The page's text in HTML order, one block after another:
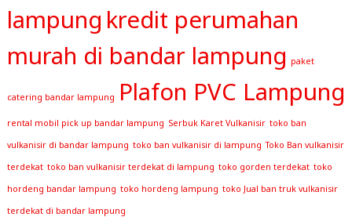
lampung kredit perumahan
murah di bandar lampung paket
catering bandar lampung Plafon PVC Lampung
rental mobil pick up bandar lampung Serbuk Karet Vulkanisir toko ban
vulkanisir di bandar lampung toko ban vulkanisir di lampung Toko Ban vulkanisir
terdekat toko ban vulkanisir terdekat di lampung toko gorden terdekat toko
hordeng bandar lampung toko hordeng lampung toko Jual ban truk vulkanisir
terdekat di bandar lampung